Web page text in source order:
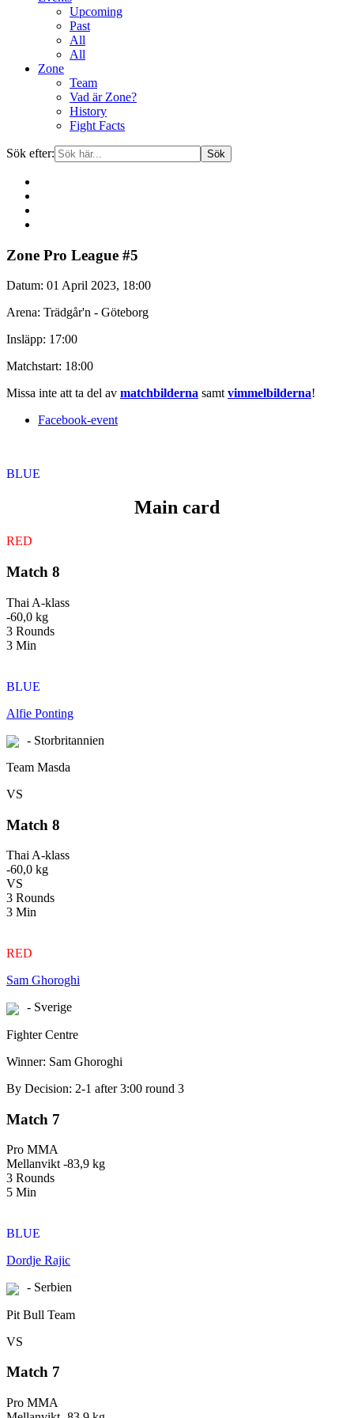
Upcoming
Past
All
All
Zone
Team
Vad är Zone?
History
Fight Facts
Sök efter:
Gå
vidare
till
innehåll
Zone Pro League #5
Datum: 01 April 2023, 18:00
Arena: Trädgår'n - Göteborg
Insläpp: 17:00
Matchstart: 18:00
Missa inte att ta del av matchbilderna samtvimmelbilderna!
Facebook-event
BLUE
Main card
RED
Match 8
Thai A-klass
-60,0 kg
3 Rounds
3 Min
BLUE
Alfie Ponting
- Storbritannien
Team Masda
VS
Match 8
Thai A-klass
-60,0 kg
VS
3 Rounds
3 Min
RED
Sam Ghoroghi
- Sverige
Fighter Centre
Winner: Sam Ghoroghi
By Decision: 2-1 after 3:00 round 3
Match 7
Pro MMA
Mellanvikt -83,9 kg
3 Rounds
5 Min
BLUE
Dordje Rajic
- Serbien
Pit Bull Team
VS
Match 7
Pro MMA